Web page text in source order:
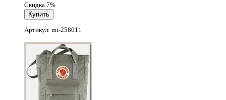
Скидка 7%
Артикул: mt-258011